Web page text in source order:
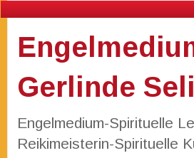
Gerlinde
Engelmedium-Spirituelle
Reikimeisterin-Spirituelle